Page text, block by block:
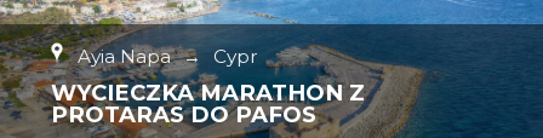
Ayia Napa → Cypr
WYCIECZKA MARATHON Z
PROTARAS DO PAFOS